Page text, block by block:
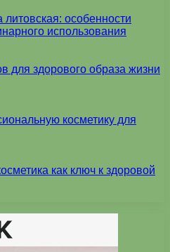
особенности
использования
для здорового образа жизни
косметику для
как ключ к здоровой